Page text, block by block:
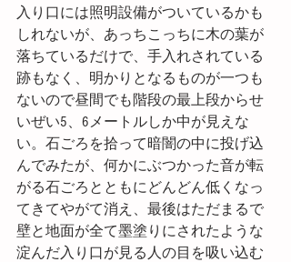
入り口には照明設備がついているかも
しれないが、あっちこっちに木の葉が
落ちているだけで、手入れされている
跡もなく、明かりとなるものが一つも
ないので昼間でも階段の最上段からせ
いぜい5、6メートルしか中が見えな
い。石ごろを拾って暗闇の中に投げ込
んでみたが、何かにぶつかった音が転
がる石ごろとともにどんどん低くなっ
てきてやがて消え、最後はただまるで
壁と地面が全て墨塗りにされたような
淀んだ入り口が見る人の目を吸い込む